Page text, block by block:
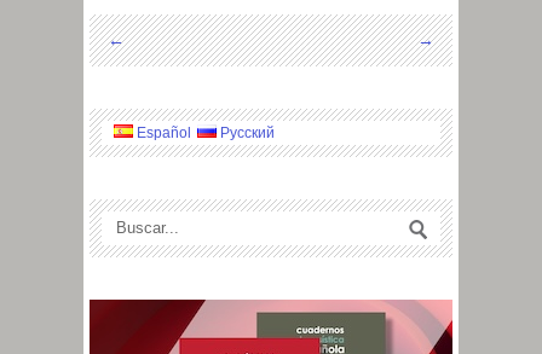
← →
Español Русский